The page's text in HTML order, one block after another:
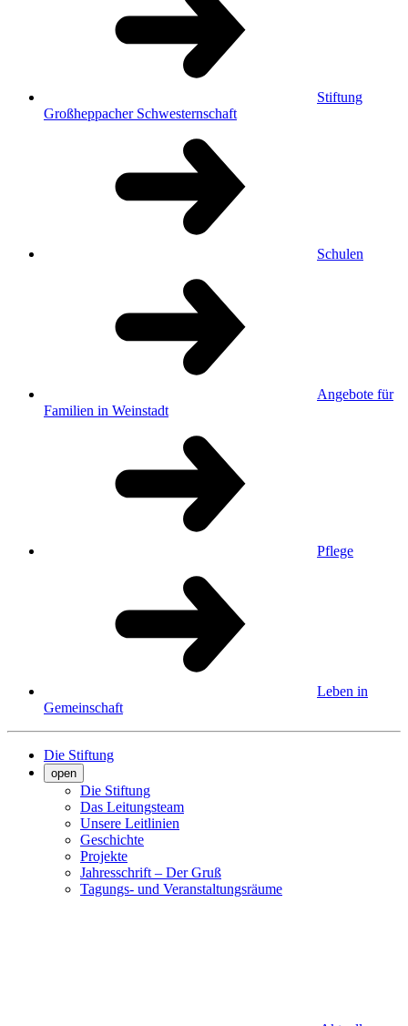
Stiftung
Großheppacher Schwesternschaft
Schulen
Angebote für
Familien in Weinstadt
Pflege
Leben in
Gemeinschaft
Die Stiftung
open
Die Stiftung
Das Leitungsteam
Unsere Leitlinien
Geschichte
Projekte
Jahresschrift – Der Gruß
Tagungs- und Veranstaltungsräume